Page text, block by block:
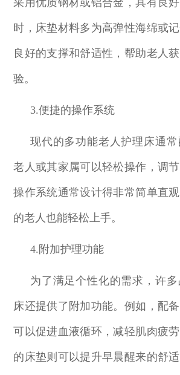
时，床垫材料多为高弹性海绵或
良好的支撑和舒适性，帮助老人
验。
3.便捷的操作系统
现代的多功能老人护理床通常
老人或其家属可以轻松操作，调
操作系统通常设计得非常简单直
的老人也能轻松上手。
4.附加护理功能
为了满足个性化的需求，许
床还提供了附加功能。例如，配
可以促进血液循环，减轻肌肉疲
的床垫则可以提升早晨醒来的舒